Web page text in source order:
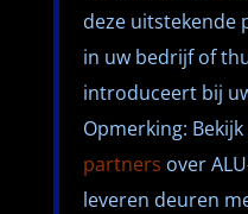
deze uitstekende
in uw bedrijf of
introduceert bij
Opmerking:
partners over
leveren deuren